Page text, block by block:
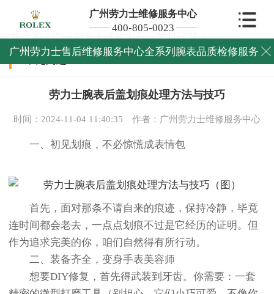
广州劳力士维修服务中心
400-805-0023
广州劳力士售后维修服务中心全系列腕表品质检修服务 
当前位置：广州劳力士维修中心>常见问题>
常见问题
劳力士腕表后盖划痕处理方法与技巧
时间：2024-11-04 11:40:35 作者：广州劳力士维修服务中心
一、初见划痕，不必惊慌成表情包
首先，面对那条不请自来的痕迹，保持冷静，毕竟
连时间都会老去，一点点划痕不过是它经历的证明。但
作为追求完美的你，咱们自然得有所行动。
二、装备齐全，变身手表美容师
想要DIY修复，首先得武装到牙齿。你需要：一套